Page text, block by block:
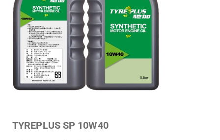
TYREPLUS SP 10W40